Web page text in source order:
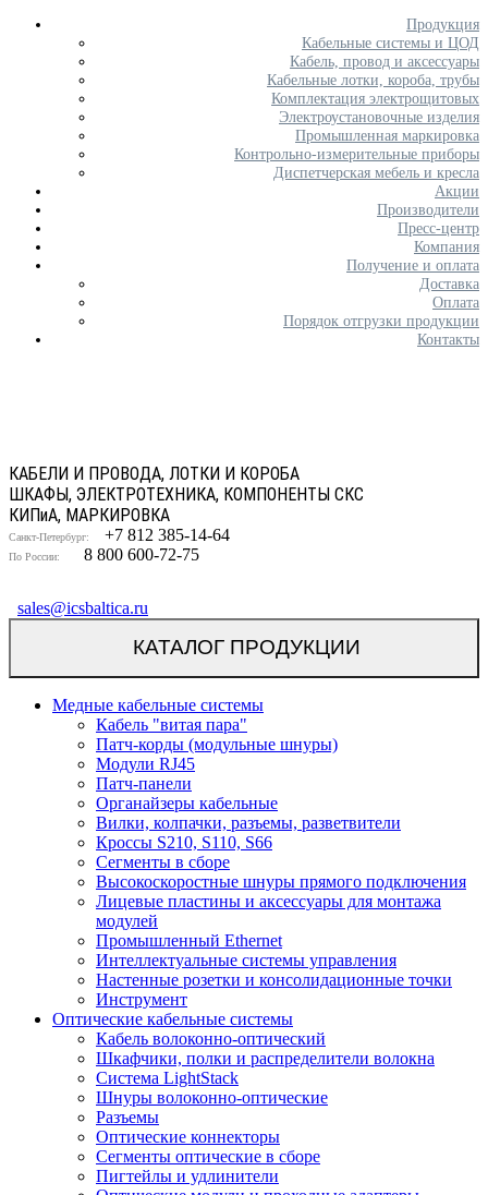
Продукция
Кабельные системы и ЦОД
Кабель, провод и аксессуары
Кабельные лотки, короба, трубы
Комплектация электрощитовых
Электроустановочные изделия
Промышленная маркировка
Контрольно-измерительные приборы
Диспетчерская мебель и кресла
Акции
Производители
Пресс-центр
Компания
Получение и оплата
Доставка
Оплата
Порядок отгрузки продукции
Контакты
КАБЕЛИ И ПРОВОДА, ЛОТКИ И КОРОБА
ШКАФЫ, ЭЛЕКТРОТЕХНИКА, КОМПОНЕНТЫ СКС
КИПиА, МАРКИРОВКА
Санкт-Петербург: +7 812 385-14-64
По России: 8 800 600-72-75
sales@icsbaltica.ru
КАТАЛОГ ПРОДУКЦИИ
Медные кабельные системы
Кабель "витая пара"
Патч-корды (модульные шнуры)
Модули RJ45
Патч-панели
Органайзеры кабельные
Вилки, колпачки, разъемы, разветвители
Кроссы S210, S110, S66
Сегменты в сборе
Высокоскоростные шнуры прямого подключения
Лицевые пластины и аксессуары для монтажа
модулей
Промышленный Ethernet
Интеллектуальные системы управления
Настенные розетки и консолидационные точки
Инструмент
Оптические кабельные системы
Кабель волоконно-оптический
Шкафчики, полки и распределители волокна
Система LightStack
Шнуры волоконно-оптические
Разъемы
Оптические коннекторы
Сегменты оптические в сборе
Пигтейлы и удлинители